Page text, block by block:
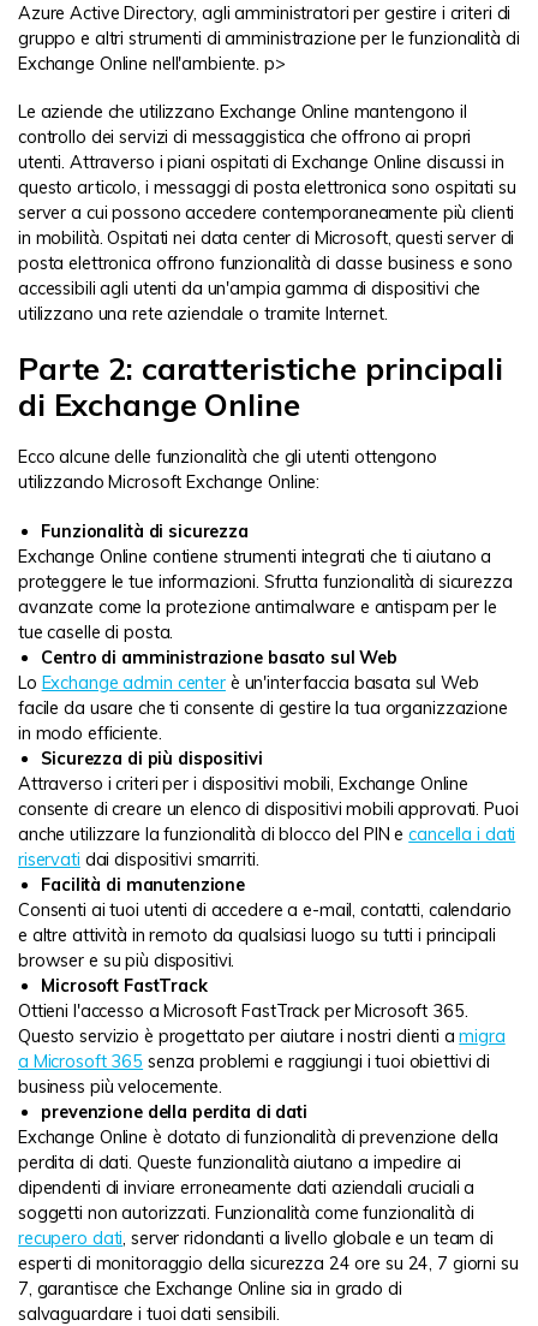
Azure Active Directory, agli amministratori per gestire i criteri di
gruppo e altri strumenti di amministrazione per le funzionalità di
Exchange Online nell'ambiente. p>
Le aziende che utilizzano Exchange Online mantengono il
controllo dei servizi di messaggistica che offrono ai propri
utenti. Attraverso i piani ospitati di Exchange Online discussi in
questo articolo, i messaggi di posta elettronica sono ospitati su
server a cui possono accedere contemporaneamente più clienti
in mobilità. Ospitati nei data center di Microsoft, questi server di
posta elettronica offrono funzionalità di classe business e sono
accessibili agli utenti da un'ampia gamma di dispositivi che
utilizzano una rete aziendale o tramite Internet.
Parte 2: caratteristiche principali
di Exchange Online
Ecco alcune delle funzionalità che gli utenti ottengono
utilizzando Microsoft Exchange Online:
Funzionalità di sicurezza
Exchange Online contiene strumenti integrati che ti aiutano a
proteggere le tue informazioni. Sfrutta funzionalità di sicurezza
avanzate come la protezione antimalware e antispam per le
tue caselle di posta.
Centro di amministrazione basato sul Web
Lo Exchange admin centerè un'interfaccia basata sul Web
facile da usare che ti consente di gestire la tua organizzazione
in modo efficiente.
Sicurezza di più dispositivi
Attraverso i criteri per i dispositivi mobili, Exchange Online
consente di creare un elenco di dispositivi mobili approvati. Puoi
anche utilizzare la funzionalità di blocco del PIN ecancella i dati
riservati dai dispositivi smarriti.
Facilità di manutenzione
Consenti ai tuoi utenti di accedere a e-mail, contatti, calendario
e altre attività in remoto da qualsiasi luogo su tutti i principali
browser e su più dispositivi.
Microsoft FastTrack
Ottieni l'accesso a Microsoft FastTrack per Microsoft 365.
Questo servizio è progettato per aiutare i nostri clienti amigra
a Microsoft 365 senza problemi e raggiungi i tuoi obiettivi di
business più velocemente.
prevenzione della perdita di dati
Exchange Online è dotato di funzionalità di prevenzione della
perdita di dati. Queste funzionalità aiutano a impedire ai
dipendenti di inviare erroneamente dati aziendali cruciali a
soggetti non autorizzati. Funzionalità come funzionalità di
recupero dati , server ridondanti a livello globale e un team di
esperti di monitoraggio della sicurezza 24 ore su 24, 7 giorni su
7, garantisce che Exchange Online sia in grado di
salvaguardare i tuoi dati sensibili.